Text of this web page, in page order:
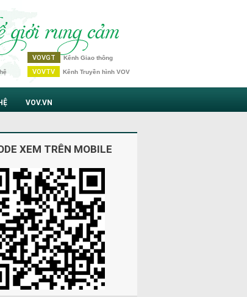
VOVGT Kênh Giao thông
VOVTV Kênh Truyền hình VOV
VOV.VN
XEM TRÊN MOBILE